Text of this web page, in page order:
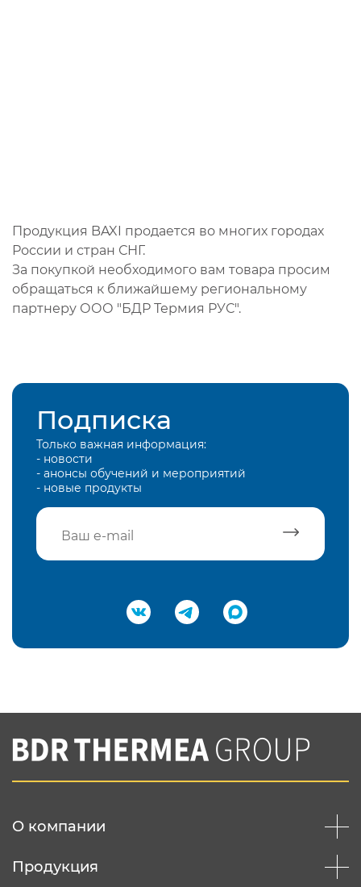
Продукция BAXI продается во многих городах
России и стран СНГ.
За покупкой необходимого вам товара просим
обращаться к ближайшему региональному
партнеру ООО "БДР Термия РУС".
Подписка
Только важная информация:
- новости
- анонсы обучений и мероприятий
- новые продукты
Подтвердить e-mail
Вы соглашаетесь с нашей политикой
конфеденциальности
О компании
Продукция